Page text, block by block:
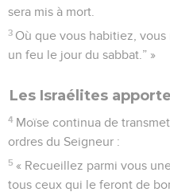
sera mis à mort.
3 Où que vous habitiez,
un feu le jour du sabbat.” »
Les Israélites
4 Moïse continua de
ordres du Seigneur :
5 « Recueillez parmi vous
tous ceux qui le feront de